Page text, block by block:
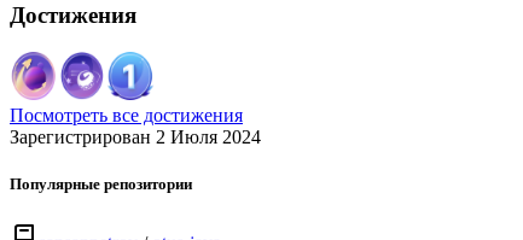
Достижения
Посмотреть все достижения
Зарегистрирован 2 Июля 2024
Популярные репозитории